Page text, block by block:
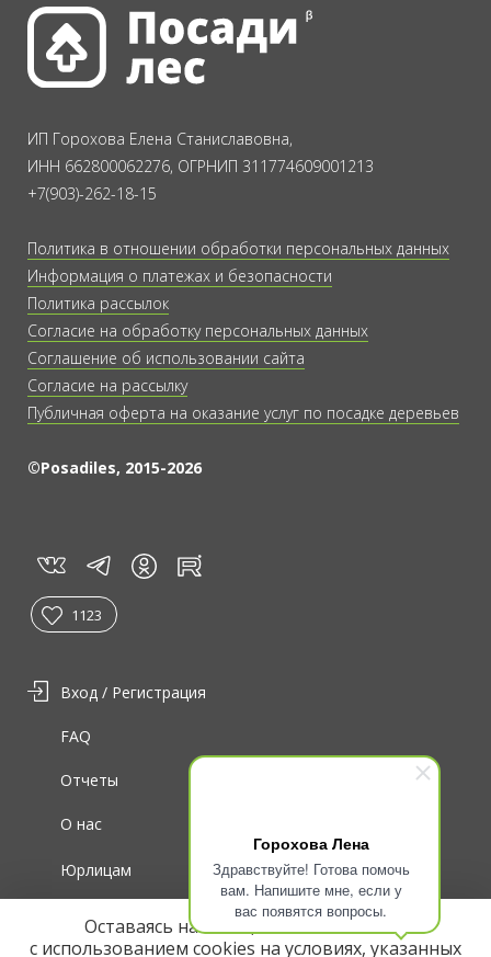
Горохова Лена
Здравствуйте! Готова помочь
вам. Напишите мне, если у
вас появятся вопросы.
ИП Горохова Елена Станиславовна,
ИНН 662800062276, ОГРНИП 311774609001213
+7(903)-262-18-15
Политика в отношении обработки персональных данных
Информация о платежах и безопасности
Политика рассылок
Согласие на обработку персональных данных
Соглашение об использовании сайта
Согласие на рассылку
Публичная оферта на оказание услуг по посадке деревьев
©Posadiles, 2015-2026
vk tg in rt
1123
Вход / Регистрация
Для волонтеров
Юрлицам
О нас
Отчеты
FAQ
Оставаясь на сайте, вы соглашаетесь
с использованием cookies на условиях, указанных